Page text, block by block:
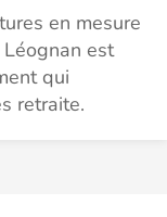
en mesure
est
qui
retraite.